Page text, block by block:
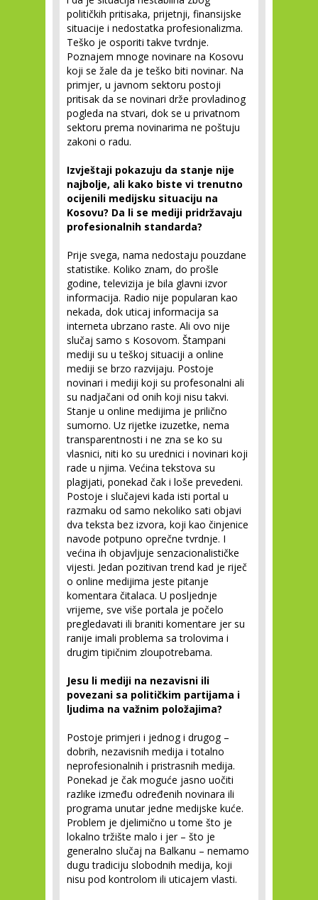
političkih pritisaka, prijetnji, finansijske
situacije i nedostatka profesionalizma.
Teško je osporiti takve tvrdnje.
Poznajem mnoge novinare na Kosovu
koji se žale da je teško biti novinar. Na
primjer, u javnom sektoru postoji
pritisak da se novinari drže provladinog
pogleda na stvari, dok se u privatnom
sektoru prema novinarima ne poštuju
zakoni o radu.
Izvještaji pokazuju da stanje nije
najbolje, ali kako biste vi trenutno
ocijenili medijsku situaciju na
Kosovu? Da li se mediji pridržavaju
profesionalnih standarda?
Prije svega, nama nedostaju pouzdane
statistike. Koliko znam, do prošle
godine, televizija je bila glavni izvor
informacija. Radio nije popularan kao
nekada, dok uticaj informacija sa
interneta ubrzano raste. Ali ovo nije
slučaj samo s Kosovom. Štampani
mediji su u teškoj situaciji a online
mediji se brzo razvijaju. Postoje
novinari i mediji koji su profesonalni ali
su nadjačani od onih koji nisu takvi.
Stanje u online medijima je prilično
sumorno. Uz rijetke izuzetke, nema
transparentnosti i ne zna se ko su
vlasnici, niti ko su urednici i novinari koji
rade u njima. Većina tekstova su
plagijati, ponekad čak i loše prevedeni.
Postoje i slučajevi kada isti portal u
razmaku od samo nekoliko sati objavi
dva teksta bez izvora, koji kao činjenice
navode potpuno oprečne tvrdnje. I
većina ih objavljuje senzacionalističke
vijesti. Jedan pozitivan trend kad je riječ
o online medijima jeste pitanje
komentara čitalaca. U posljednje
vrijeme, sve više portala je počelo
pregledavati ili braniti komentare jer su
ranije imali problema sa trolovima i
drugim tipičnim zloupotrebama.
Jesu li mediji na nezavisni ili
povezani sa političkim partijama i
ljudima na važnim položajima?
Postoje primjeri i jednog i drugog –
dobrih, nezavisnih medija i totalno
neprofesionalnih i pristrasnih medija.
Ponekad je čak moguće jasno uočiti
razlike između određenih novinara ili
programa unutar jedne medijske kuće.
Problem je djelimično u tome što je
lokalno tržište malo i jer – što je
generalno slučaj na Balkanu – nemamo
dugu tradiciju slobodnih medija, koji
nisu pod kontrolom ili uticajem vlasti.